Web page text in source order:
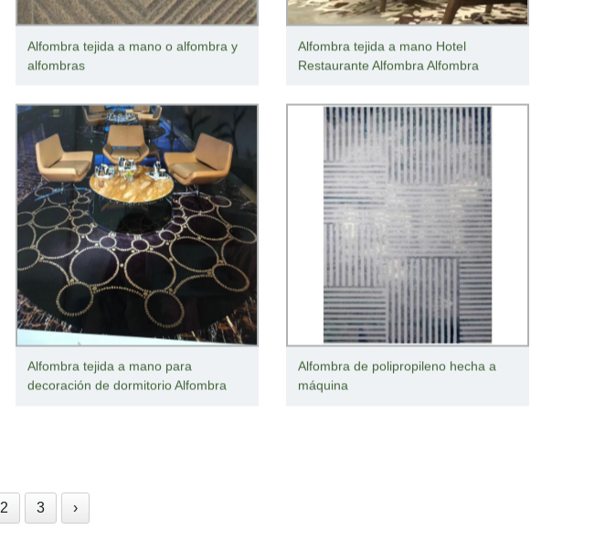
Alfombra tejida a mano o alfombra y
alfombras
Alfombra tejida a mano Hotel
Restaurante Alfombra Alfombra
Alfombra tejida a mano para
decoración de dormitorio Alfombra
Alfombra de polipropileno hecha a
máquina
2 3 ›